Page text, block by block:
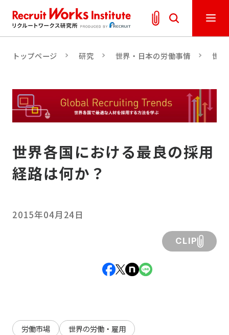
トップページ 研究 世界・日本の労働事情 世
世界各国における最良の採用
経路は何か？
2015年04月24日
CLIP
労働市場
世界の労働・雇用